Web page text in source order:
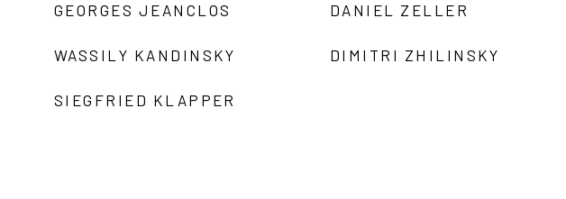
GEORGES JEANCLOS
WASSILY KANDINSKY
SIEGFRIED KLAPPER
DANIEL ZELLER
DIMITRI ZHILINSKY